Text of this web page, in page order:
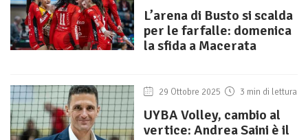
L’arena di Busto si scalda
per le farfalle: domenica
la sfida a Macerata
29 Ottobre 2025 3 min di lettura
UYBA Volley, cambio al
vertice: Andrea Saini è il